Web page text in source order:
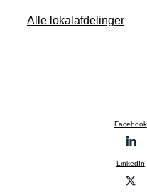
Alle lokalafdelinger
Facebook
LinkedIn